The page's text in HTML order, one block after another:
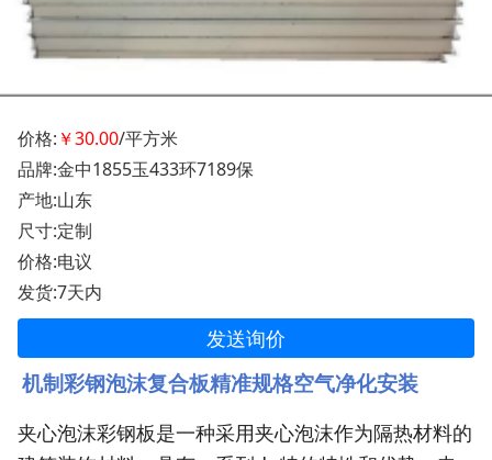
价格: ￥30.00/平方米
品牌:金中1855玉433环7189保
产地:山东
尺寸:定制
价格:电议
发货:7天内
发送询价
机制彩钢泡沫复合板精准规格空气净化安装
夹心泡沫彩钢板是一种采用夹心泡沫作为隔热材料的